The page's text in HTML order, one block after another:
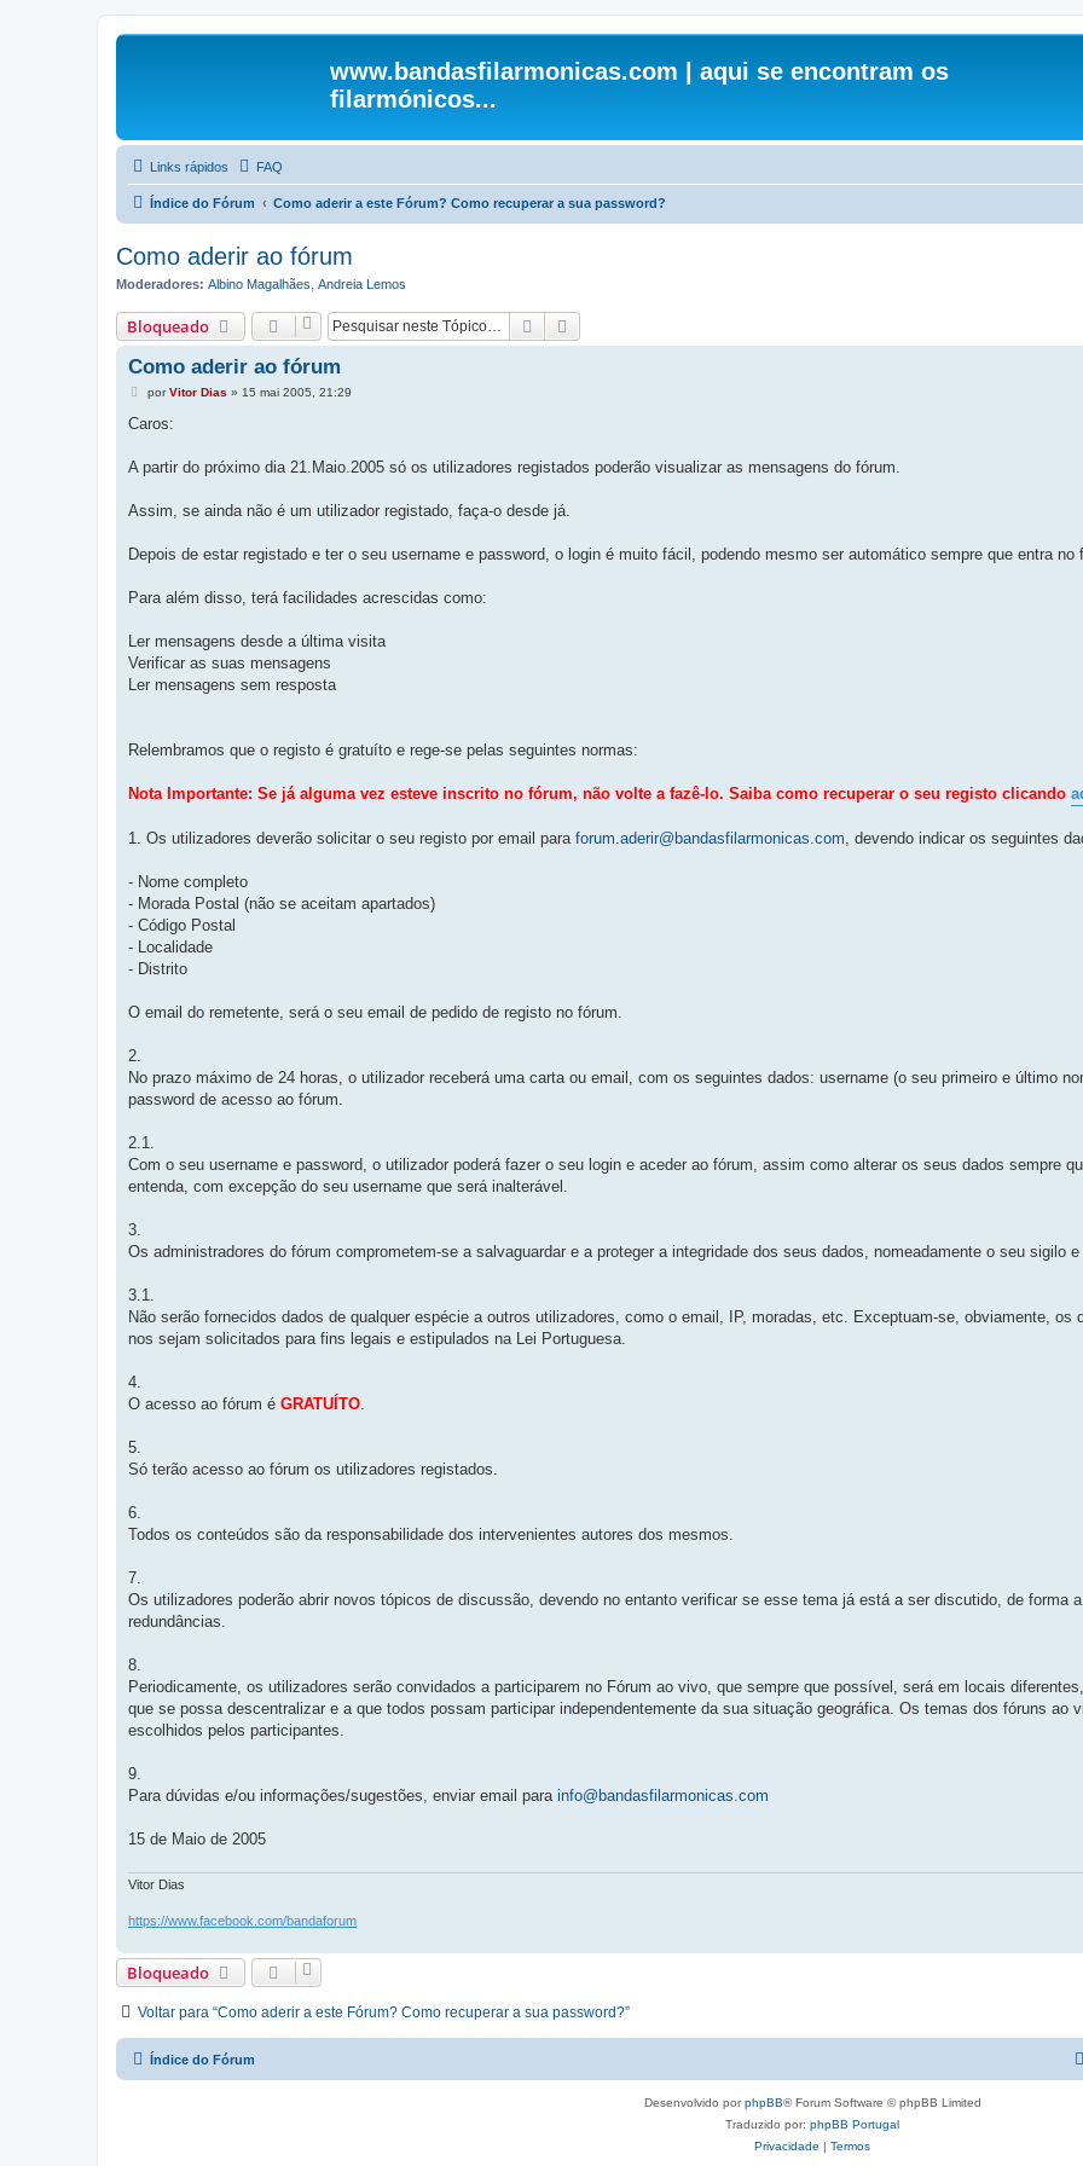
www.bandasfilarmonicas.com | aqui se encontram os
filarmónicos...
Links rápidos FAQ
Índice do Fórum Como aderir a este Fórum? Como recuperar a sua password?
Como aderir ao fórum
Moderadores: Albino Magalhães Andreia Lemos
Bloqueado Pesquisar
Como aderir ao fórum
M
n
g
e
porVitor Dias » 15 mai 2005, 21:29
Caros:
A partir do próximo dia 21.Maio.2005 só os utilizadores registados poderão visualizar as mensagens do fórum.
Assim, se ainda não é um utilizador registado, faça-o desde já.
Depois de estar registado e ter o seu username e password, o login é muito fácil, podendo mesmo ser automático sempre que entra no
Para além disso, terá facilidades acrescidas como:
Ler mensagens desde a última visita
Verificar as suas mensagens
Ler mensagens sem resposta
Relembramos que o registo é gratuíto e rege-se pelas seguintes normas:
Nota Importante: Se já alguma vez esteve inscrito no fórum, não volte a fazê-lo. Saiba como recuperar o seu registo clicando
1. Os utilizadores deverão solicitar o seu registo por email para forum.aderir@bandasfilarmonicas.com, devendo indicar os seguintes
- Nome completo
- Morada Postal (não se aceitam apartados)
- Código Postal
- Localidade
- Distrito
O email do remetente, será o seu email de pedido de registo no fórum.
2.
No prazo máximo de 24 horas, o utilizador receberá uma carta ou email, com os seguintes dados: username (o seu primeiro e último
password de acesso ao fórum.
2.1.
Com o seu username e password, o utilizador poderá fazer o seu login e aceder ao fórum, assim como alterar os seus dados sempre
entenda, com excepção do seu username que será inalterável.
3.
Os administradores do fórum comprometem-se a salvaguardar e a proteger a integridade dos seus dados, nomeadamente o seu sigilo
3.1.
Não serão fornecidos dados de qualquer espécie a outros utilizadores, como o email, IP, moradas, etc. Exceptuam-se, obviamente, os
nos sejam solicitados para fins legais e estipulados na Lei Portuguesa.
4.
O acesso ao fórum é GRATUÍTO.
5.
Só terão acesso ao fórum os utilizadores registados.
6.
Todos os conteúdos são da responsabilidade dos intervenientes autores dos mesmos.
7.
Os utilizadores poderão abrir novos tópicos de discussão, devendo no entanto verificar se esse tema já está a ser discutido, de forma
redundâncias.
8.
Periodicamente, os utilizadores serão convidados a participarem no Fórum ao vivo, que sempre que possível, será em locais
que se possa descentralizar e a que todos possam participar independentemente da sua situação geográfica. Os temas dos fóruns ao
escolhidos pelos participantes.
9.
Para dúvidas e/ou informações/sugestões, enviar email para info@bandasfilarmonicas.com
15 de Maio de 2005
Vitor Dias
https://www.facebook.com/bandaforum
Bloqueado
Voltar para “Como aderir a este Fórum? Como recuperar a sua password?”
Índice do Fórum
Desenvolvido porphpBB® Forum Software © phpBB Limited
Traduzido por: phpBB Portugal
Privacidade | Termos